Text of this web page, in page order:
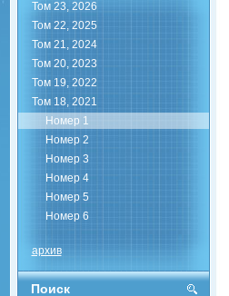
Том 23, 2026
Том 22, 2025
Том 21, 2024
Том 20, 2023
Том 19, 2022
Том 18, 2021
Номер 1
Номер 2
Номер 3
Номер 4
Номер 5
Номер 6
архив
Поиск